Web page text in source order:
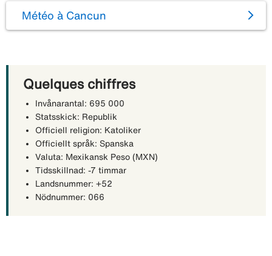
Météo à Cancun
Quelques chiffres
Invånarantal: 695 000
Statsskick: Republik
Officiell religion: Katoliker
Officiellt språk: Spanska
Valuta: Mexikansk Peso (MXN)
Tidsskillnad: -7 timmar
Landsnummer: +52
Nödnummer: 066